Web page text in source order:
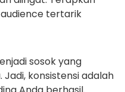
tertarik
sosok yang
konsistensi adalah